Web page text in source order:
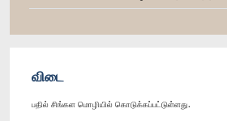
விடை
பதில் சிங்கள மொழியில் கொடுக்கப்பட்டுள்ளது.